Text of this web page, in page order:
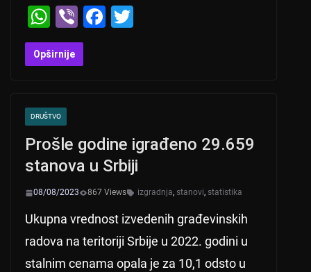
W
h
at
A
p
p
Vi
b
er
F
o
k
Opširnije
DRUŠTVO
Prošle godine igrađeno 29.659
stanova u Srbiji
08/08/2023 867 Views izgradnja, stanovi, statistika
Ukupna vrednost izvedenih građevinskih
radova na teritoriji Srbije u 2022. godini u
stalnim cenama opala je za 10,1 odsto u